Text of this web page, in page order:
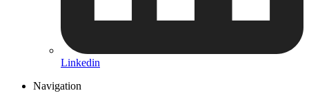
Linkedin
Navigation